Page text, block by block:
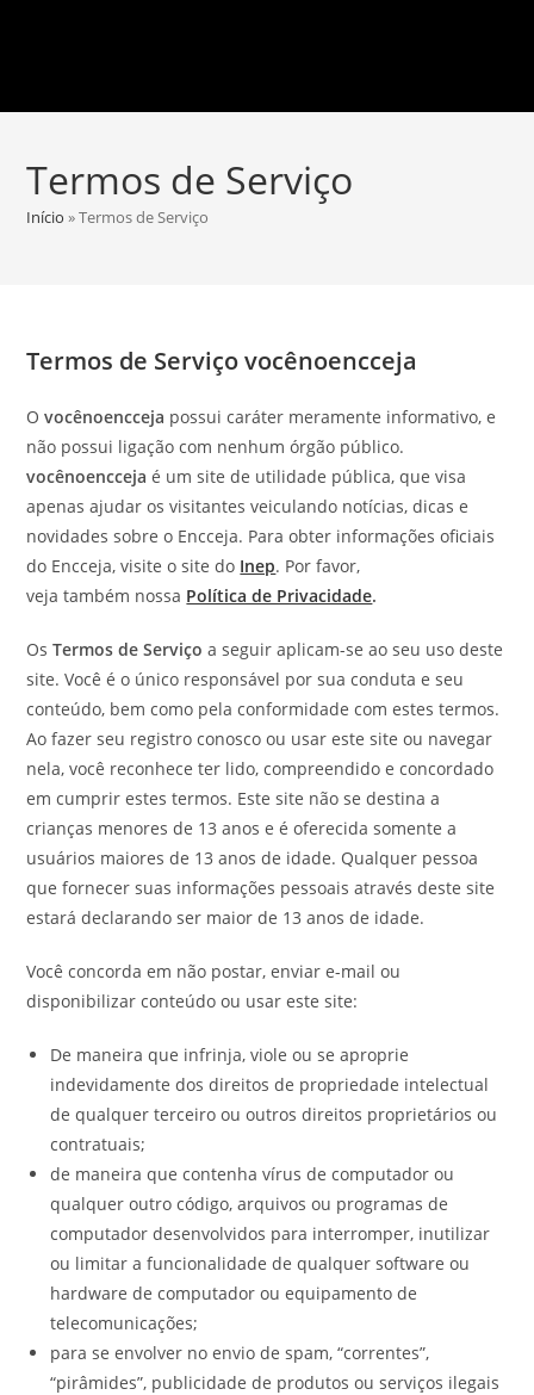
Termos de Serviço
Início »Termos de Serviço
Termos de Serviço vocênoencceja
Ovocênoencceja possui caráter meramente informativo, e
não possui ligação com nenhum órgão público.
vocênoencceja é um site de utilidade pública, que visa
apenas ajudar os visitantes veiculando notícias, dicas e
novidades sobre o Encceja. Para obter informações oficiais
do Encceja, visite o site do Inep. Por favor,
veja também nossa Política de Privacidade.
OsTermos de Serviço a seguir aplicam-se ao seu uso deste
site. Você é o único responsável por sua conduta e seu
conteúdo, bem como pela conformidade com estes termos.
Ao fazer seu registro conosco ou usar este site ou navegar
nela, você reconhece ter lido, compreendido e concordado
em cumprir estes termos. Este site não se destina a
crianças menores de 13 anos e é oferecida somente a
usuários maiores de 13 anos de idade. Qualquer pessoa
que fornecer suas informações pessoais através deste site
estará declarando ser maior de 13 anos de idade.
Você concorda em não postar, enviar e-mail ou
disponibilizar conteúdo ou usar este site:
De maneira que infrinja, viole ou se aproprie
indevidamente dos direitos de propriedade intelectual
de qualquer terceiro ou outros direitos proprietários ou
contratuais;
de maneira que contenha vírus de computador ou
qualquer outro código, arquivos ou programas de
computador desenvolvidos para interromper, inutilizar
ou limitar a funcionalidade de qualquer software ou
hardware de computador ou equipamento de
telecomunicações;
para se envolver no envio de spam, “correntes”,
“pirâmides”, publicidade de produtos ou serviços ilegais